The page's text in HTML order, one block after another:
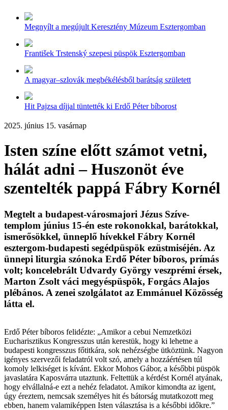
Megnyílt a megújult Keresztény Múzeum Esztergomban
František Trstenský szepesi püspök Esztergomban
A magyar–szlovák megbékélésből barátság született
Hit Pajzsa díjjal tüntették ki Erdő Péter bíborost
2025. június 15. vasárnap
Isten színe előtt számot vetni,
hálát adni – Huszonöt éve
szentelték pappá Fábry Kornél
Megtelt a budapest-városmajori Jézus Szíve-
templom június 15-én este rokonokkal, barátokkal,
ismerősökkel, ünneplő hívekkel Fábry Kornél
esztergom-budapesti segédpüspök ezüstmiséjén. Az
ünnepi liturgia szónoka Erdő Péter bíboros, prímás
volt; koncelebrált Udvardy György veszprémi érsek,
Marton Zsolt váci megyéspüspök, Forgács Alajos
plébános. A zenei szolgálatot az Emmánuel Közösség
látta el.
Erdő Péter bíboros felidézte: „Amikor a cebui Nemzetközi
Eucharisztikus Kongresszus után kerestük, hogy ki lehetne a
budapesti kongresszus főtitkára, sok nehézségbe ütköztünk. Nagyon
igényes szervezői feladatról volt szó, amely a hozzáértésen túl
komoly lelkiséget is kívánt. Ekkor Mohos Gábor, a későbbi püspök
javaslatára Kaposvárra utaztunk. Feltettük a kérdést Kornél atyának,
hogy elvállalná-e ezt a nehéz feladatot. Amikor kimondta az igent,
úgy éreztem, nemcsak személyes hit és bátorság mutatkozott meg
ebben, hanem valamiképpen Isten választása is a későbbi időkre.”